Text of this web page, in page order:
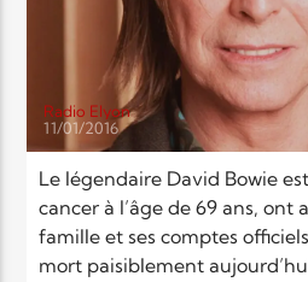
Elyon Kids
Radio Elyon
11/01/2016
Le légendaire David Bowie
cancer à l’âge de 69 ans, ont
famille et ses comptes
mort paisiblement